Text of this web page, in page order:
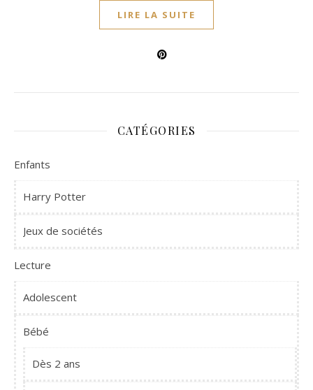
LIRE LA SUITE
CATÉGORIES
Enfants
Harry Potter
Jeux de sociétés
Lecture
Adolescent
Bébé
Dès 2 ans